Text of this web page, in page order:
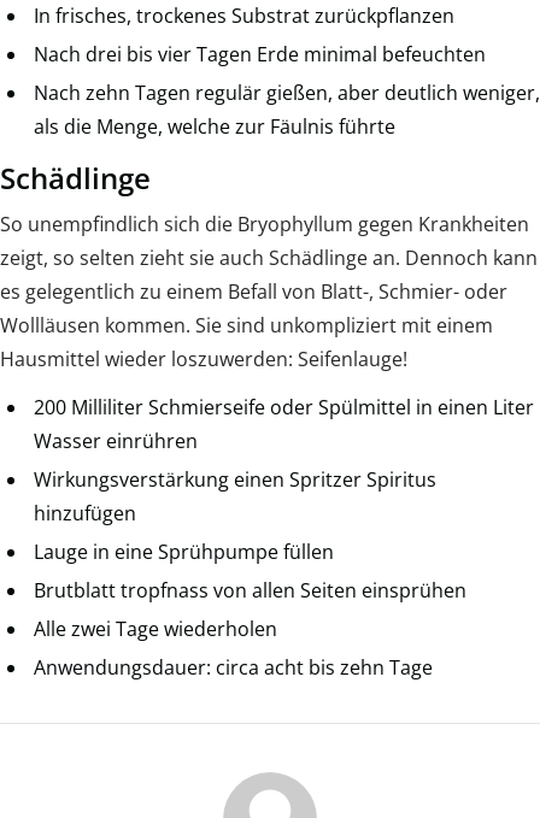
In frisches, trockenes Substrat zurückpflanzen
Nach drei bis vier Tagen Erde minimal befeuchten
Nach zehn Tagen regulär gießen, aber deutlich weniger,
als die Menge, welche zur Fäulnis führte
Schädlinge
So unempfindlich sich die Bryophyllum gegen Krankheiten
zeigt, so selten zieht sie auch Schädlinge an. Dennoch kann
es gelegentlich zu einem Befall von Blatt-, Schmier- oder
Wollläusen kommen. Sie sind unkompliziert mit einem
Hausmittel wieder loszuwerden: Seifenlauge!
200 Milliliter Schmierseife oder Spülmittel in einen Liter
Wasser einrühren
Wirkungsverstärkung einen Spritzer Spiritus
hinzufügen
Lauge in eine Sprühpumpe füllen
Brutblatt tropfnass von allen Seiten einsprühen
Alle zwei Tage wiederholen
Anwendungsdauer: circa acht bis zehn Tage